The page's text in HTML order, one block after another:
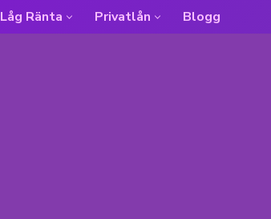
Låg Ränta Privatlån Blogg